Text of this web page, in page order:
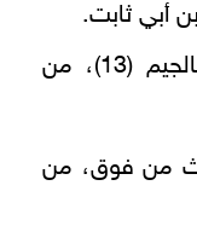
أبي ثابت.
وجميل بن عبد الله النجراني، بالجيم (13)، من
من فوق، من